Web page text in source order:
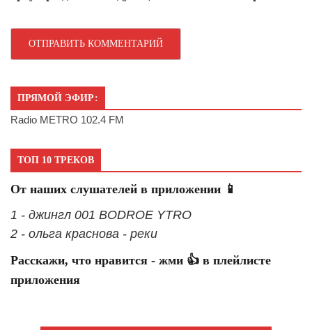
ПРЯМОЙ ЭФИР:
Radio METRO 102.4 FM
ТОП 10 ТРЕКОВ
От наших слушателей в приложении 📱
1 - джингл 001 BODROE YTRO
2 - ольга краснова - реки
Расскажи, что нравится - жми 👍 в плейлисте
приложения